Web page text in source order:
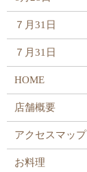
７月31日
７月31日
HOME
店舗概要
アクセスマップ
お料理